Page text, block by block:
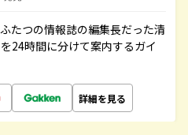
たつの情報誌の編集長だった清
24時間に分けて案内するガイ
詳細を見る